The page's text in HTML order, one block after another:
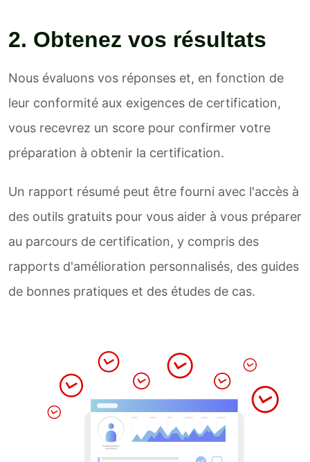
2. Obtenez vos résultats
Nous évaluons vos réponses et, en fonction de
leur conformité aux exigences de certification,
vous recevrez un score pour confirmer votre
préparation à obtenir la certification.
Un rapport résumé peut être fourni avec l'accès à
des outils gratuits pour vous aider à vous préparer
au parcours de certification, y compris des
rapports d'amélioration personnalisés, des guides
de bonnes pratiques et des études de cas.